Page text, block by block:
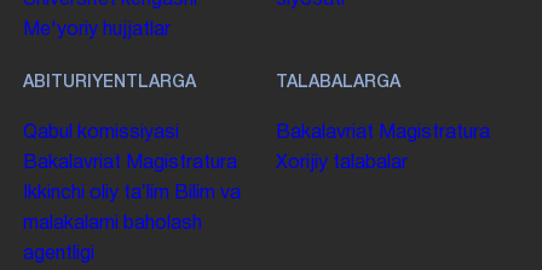
Me'yoriy hujjatlar
ABITURIYENTLARGA
Qabul komissiyasi
Bakalavriat Magistratura
Ikkinchi oliy taʼlim Bilim va
malakalarni baholash
agentligi
TALABALARGA
Bakalavriat Magistratura
Xorijiy talabalar